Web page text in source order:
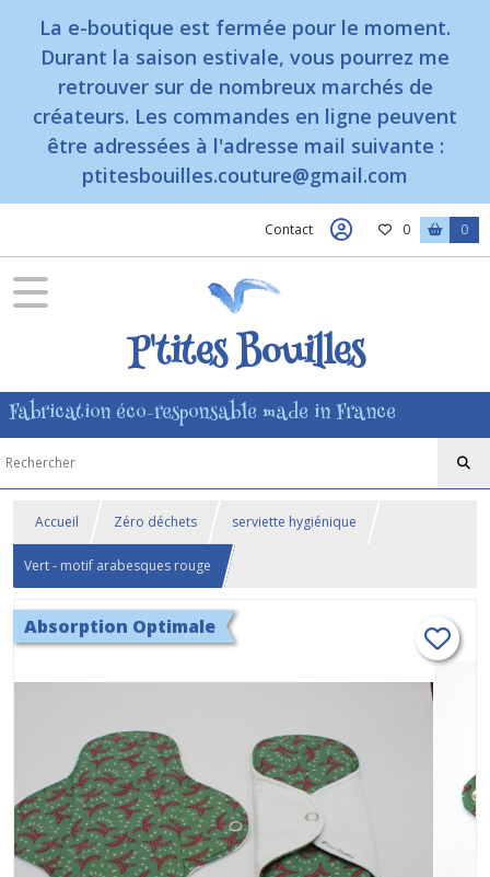
La e-boutique est fermée pour le moment.
Durant la saison estivale, vous pourrez me
retrouver sur de nombreux marchés de
créateurs. Les commandes en ligne peuvent
être adressées à l'adresse mail suivante :
ptitesbouilles.couture@gmail.com
Contact 0 0
P'tites Bouilles
Fabrication éco-responsable made in France
Accueil Zéro déchets serviette hygiénique
Vert - motif arabesques rouge
Absorption Optimale